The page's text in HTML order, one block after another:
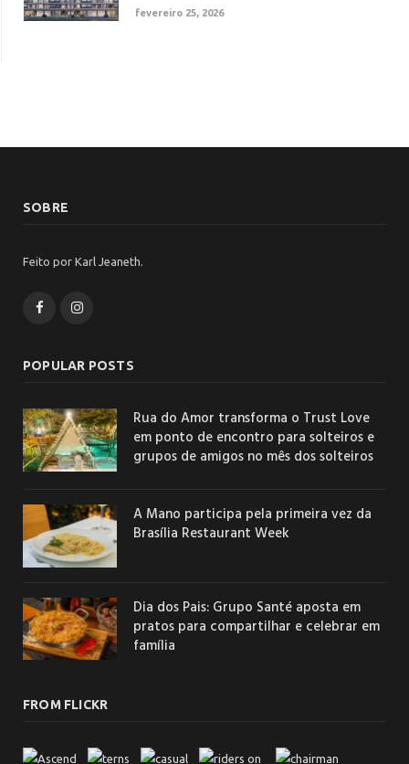
fevereiro 25, 2026
SOBRE
Feito por Karl Jeaneth.
FacebookInstagram
POPULAR POSTS
Rua do Amor transforma o Trust Love
em ponto de encontro para solteiros e
grupos de amigos no mês dos solteiros
A Mano participa pela primeira vez da
Brasília Restaurant Week
Dia dos Pais: Grupo Santé aposta em
pratos para compartilhar e celebrar em
família
FROM FLICKR